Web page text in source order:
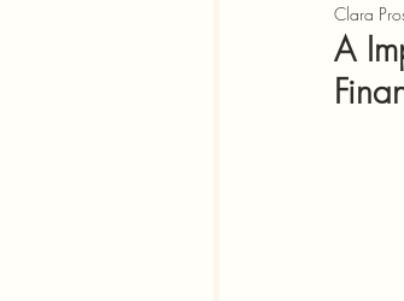
Finanças para
A
Clara